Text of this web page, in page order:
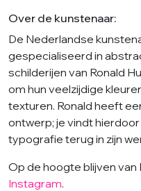
Over de kunstenaar:
De Nederlandse
gespecialiseerd in
schilderijen van Ronald
om hun veelzijdige
texturen. Ronald heeft
ontwerp; je vindt
typografie terug in zijn
Op de hoogte blijven van
Instagram.